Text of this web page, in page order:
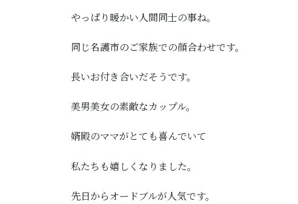
やっぱり暖かい人間同士の事ね。
同じ名護市のご家族での顔合わせです。
長いお付き合いだそうです。
美男美女の素敵なカップル。
婿殿のママがとても喜んでいて
私たちも嬉しくなりました。
先日からオードブルが人気です。